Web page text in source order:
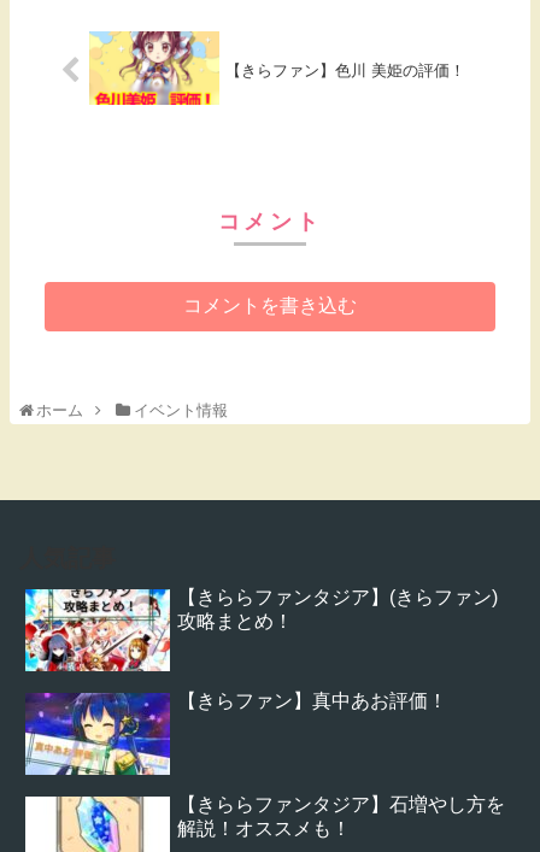
【きらファン】色川 美姫の評価！
コメント
コメントを書き込む
ホーム イベント情報
【きららファンタジア】(きらファン)
攻略まとめ！
【きらファン】真中あお評価！
【きららファンタジア】石増やし方を
解説！オススメも！